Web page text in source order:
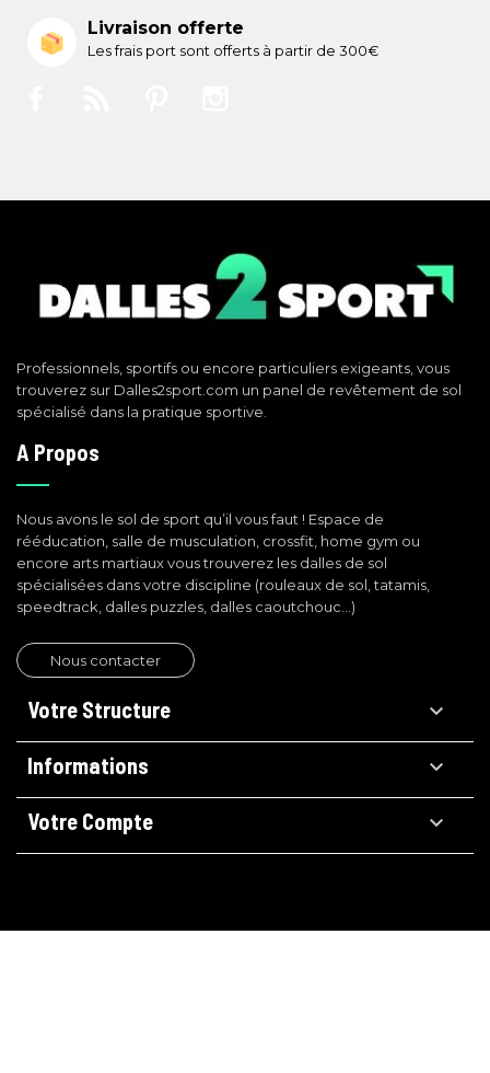
Livraison offerte
Les frais port sont offerts à partir de 300€
Professionnels, sportifs ou encore particuliers exigeants, vous
trouverez sur Dalles2sport.com un panel de revêtement de sol
spécialisé dans la pratique sportive.
A Propos
Nous avons le sol de sport qu’il vous faut ! Espace de
rééducation, salle de musculation, crossfit, home gym ou
encore arts martiaux vous trouverez les dalles de sol
spécialisées dans votre discipline (rouleaux de sol, tatamis,
speedtrack, dalles puzzles, dalles caoutchouc…)
Nous contacter
Votre Structure 
Informations 
Votre Compte 